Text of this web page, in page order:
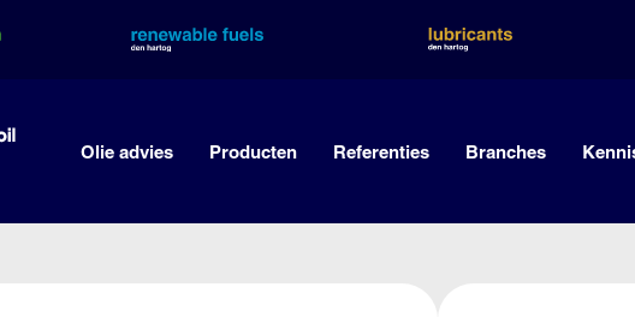
Olie advies Producten Referenties Branches